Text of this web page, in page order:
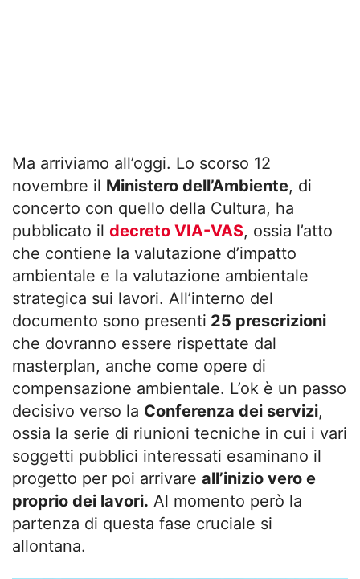
Ma arriviamo all’oggi. Lo scorso 12
novembre il Ministero dell’Ambiente, di
concerto con quello della Cultura, ha
pubblicato il decreto VIA-VAS, ossia l’atto
che contiene la valutazione d’impatto
ambientale e la valutazione ambientale
strategica sui lavori. All’interno del
documento sono presenti 25 prescrizioni
che dovranno essere rispettate dal
masterplan, anche come opere di
compensazione ambientale. L’ok è un passo
decisivo verso la Conferenza dei servizi,
ossia la serie di riunioni tecniche in cui i vari
soggetti pubblici interessati esaminano il
progetto per poi arrivare all’inizio vero e
proprio dei lavori. Al momento però la
partenza di questa fase cruciale si
allontana.